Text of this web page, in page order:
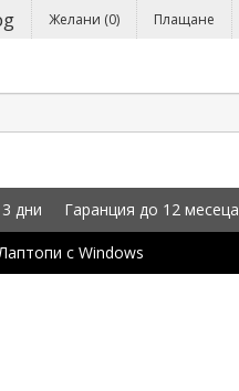
Желани (0) Плащане
дни Гаранция до 12 месеца
с Windows